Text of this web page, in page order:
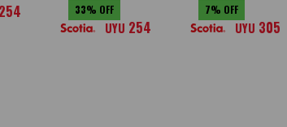
254 33
UYU 254
7
UYU 305